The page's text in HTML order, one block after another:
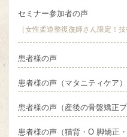
セミナー参加者の声
（女性柔道整復復師さん限定！技
患者様の声
患者様の声（マタニティケア）
患者様の声（産後の骨盤矯正プ
患者様の声（猫背・O 脚矯正